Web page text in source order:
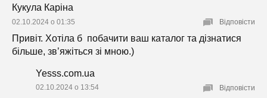
Кукула Каріна
02.10.2024 о 01:35
Привіт. Хотіла б побачити ваш каталог та дізнатися
більше, звʼяжіться зі мною.)
Відповісти
Yesss.com.ua
02.10.2024 о 13:54 Відповісти